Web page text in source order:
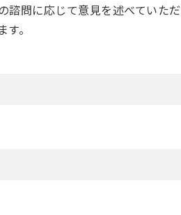
諮問に応じて意見を述べていただ
。